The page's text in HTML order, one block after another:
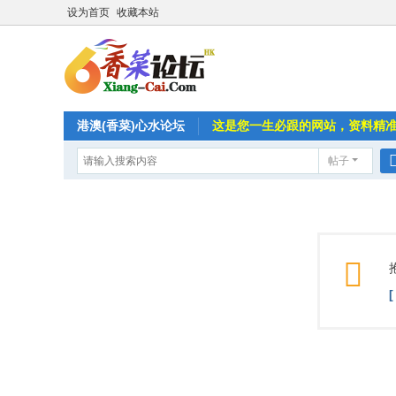
设为首页 收藏本站
港澳(香菜)心水论坛 这是您一生必跟的网站，资料精
帖子
[